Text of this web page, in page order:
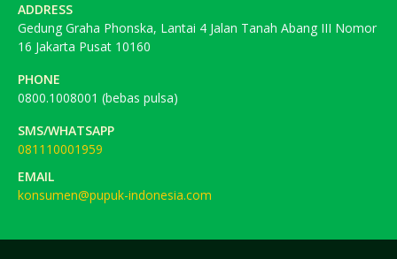
ADDRESS
Gedung Graha Phonska, Lantai 4 Jalan Tanah Abang III Nomor
16 Jakarta Pusat 10160
PHONE
0800.1008001 (bebas pulsa)
SMS/WHATSAPP
081110001959
EMAIL
konsumen@pupuk-indonesia.com